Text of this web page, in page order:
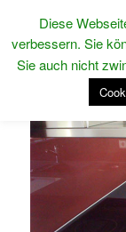
Diese
verbessern. Sie
Sie auch nicht